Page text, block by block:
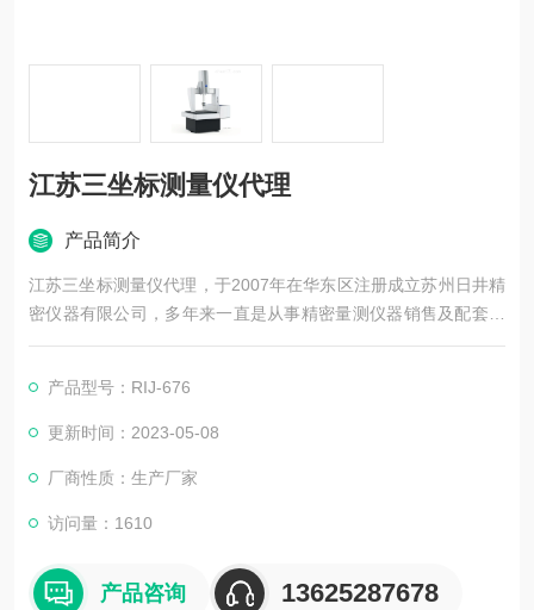
江苏三坐标测量仪代理
产品简介
江苏三坐标测量仪代理，于2007年在华东区注册成立苏州日井精
密仪器有限公司，多年来一直是从事精密量测仪器销售及配套售
后维修服务为一体的精密仪器公司。
产品型号：RIJ-676
更新时间：2023-05-08
厂商性质：生产厂家
访问量：1610
产品咨询 13625287678